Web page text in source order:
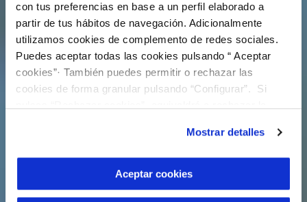
con tus preferencias en base a un perfil elaborado a
partir de tus hábitos de navegación. Adicionalmente
utilizamos cookies de complemento de redes sociales.
Puedes aceptar todas las cookies pulsando “ Aceptar
cookies”· También puedes permitir o rechazar las
cookies de forma granular pulsando “Configurar”. Si
son indispensables para que el sitio web funcione y que
más información en nuestraPolítica de Cookies
Mostrar detalles
Aceptar cookies